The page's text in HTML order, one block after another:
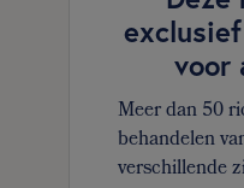
voor
Meer dan 50
behandelen
verschillende